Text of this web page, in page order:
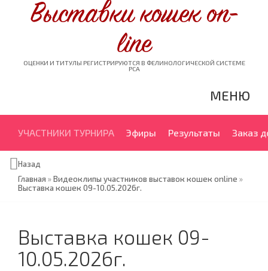
Выставки кошек on-
line
ОЦЕНКИ И ТИТУЛЫ РЕГИСТРИРУЮТСЯ В ФЕЛИНОЛОГИЧЕСКОЙ СИСТЕМЕ
PCA
МЕНЮ
УЧАСТНИКИ ТУРНИРА Эфиры Результаты Заказ
Назад
Главная »Видеоклипы участников выставок кошек online »
Выставка кошек 09-10.05.2026г.
Выставка кошек 09-
10.05.2026г.